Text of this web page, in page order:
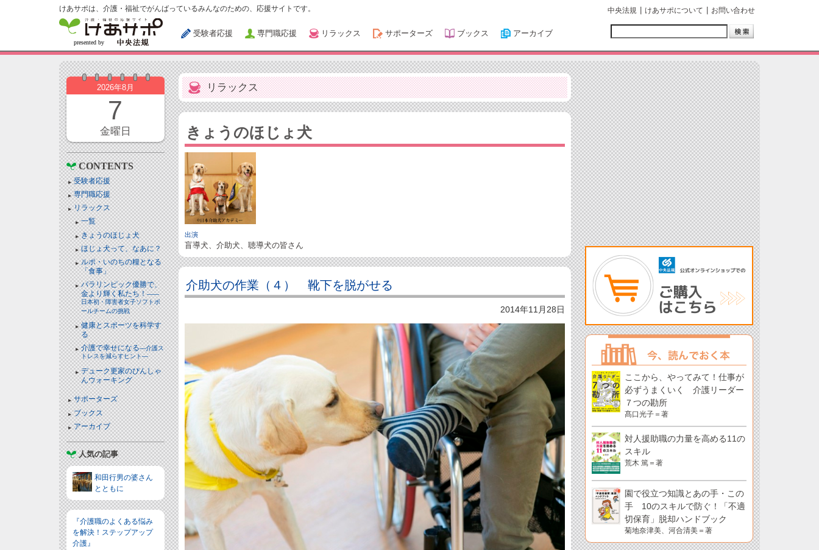
けあサポは、介護・福祉でがんばっているみんなのための、応援サイトです。
受験者応援 専門職応援 リラックス サポーターズ ブックス アーカイブ
中央法規 けあサポについて お問い合わせ
2026年8月
7
金曜日
CONTENTS
受験者応援
専門職応援
リラックス
一覧
きょうのほじょ犬
ほじょ犬って、なあに？
ルポ・いのちの糧となる
「食事」
パラリンピック優勝で、
金より輝く私たち！――
日本初・障害者女子ソフトボ
ールチームの挑戦
健康とスポーツを科学す
る
介護で幸せになる―介護ス
トレスを減らすヒント―
デューク更家のぴんしゃ
んウォーキング
サポーターズ
ブックス
アーカイブ
人気の記事
和田行男の婆さん
とともに
『介護職のよくある悩み
を解決！ステップアップ
介護』
リラックス
きょうのほじょ犬
出演
盲導犬、介助犬、聴導犬の皆さん
介助犬の作業（４） 靴下を脱がせる
2014年11月28日
ここから、やってみて！仕事が
必ずうまくいく 介護リーダー
７つの勘所
髙口光子＝著
対人援助職の力量を高める11の
スキル
荒木 篤＝著
園で役立つ知識とあの手・この
手 10のスキルで防ぐ！「不適
切保育」脱却ハンドブック
菊地奈津美、河合清美＝著